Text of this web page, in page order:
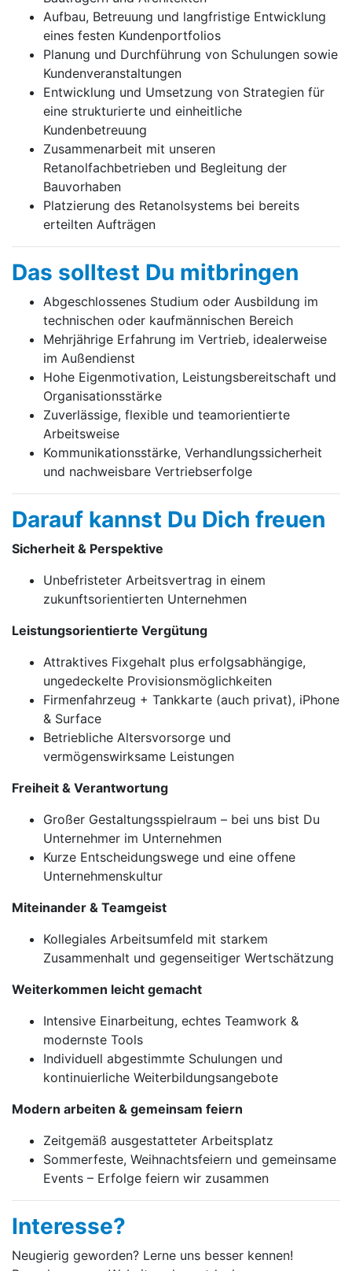
Aufbau, Betreuung und langfristige Entwicklung
eines festen Kundenportfolios
Planung und Durchführung von Schulungen sowie
Kundenveranstaltungen
Entwicklung und Umsetzung von Strategien für
eine strukturierte und einheitliche
Kundenbetreuung
Zusammenarbeit mit unseren
Retanolfachbetrieben und Begleitung der
Bauvorhaben
Platzierung des Retanolsystems bei bereits
erteilten Aufträgen
Das solltest Du mitbringen
Abgeschlossenes Studium oder Ausbildung im
technischen oder kaufmännischen Bereich
Mehrjährige Erfahrung im Vertrieb, idealerweise
im Außendienst
Hohe Eigenmotivation, Leistungsbereitschaft und
Organisationsstärke
Zuverlässige, flexible und teamorientierte
Arbeitsweise
Kommunikationsstärke, Verhandlungssicherheit
und nachweisbare Vertriebserfolge
Darauf kannst Du Dich freuen
Sicherheit & Perspektive
Unbefristeter Arbeitsvertrag in einem
zukunftsorientierten Unternehmen
Leistungsorientierte Vergütung
Attraktives Fixgehalt plus erfolgsabhängige,
ungedeckelte Provisionsmöglichkeiten
Firmenfahrzeug + Tankkarte (auch privat), iPhone
& Surface
Betriebliche Altersvorsorge und
vermögenswirksame Leistungen
Freiheit & Verantwortung
Großer Gestaltungsspielraum – bei uns bist Du
Unternehmer im Unternehmen
Kurze Entscheidungswege und eine offene
Unternehmenskultur
Miteinander & Teamgeist
Kollegiales Arbeitsumfeld mit starkem
Zusammenhalt und gegenseitiger Wertschätzung
Weiterkommen leicht gemacht
Intensive Einarbeitung, echtes Teamwork &
modernste Tools
Individuell abgestimmte Schulungen und
kontinuierliche Weiterbildungsangebote
Modern arbeiten & gemeinsam feiern
Zeitgemäß ausgestatteter Arbeitsplatz
Sommerfeste, Weihnachtsfeiern und gemeinsame
Events – Erfolge feiern wir zusammen
Interesse?
Neugierig geworden? Lerne uns besser kennen!